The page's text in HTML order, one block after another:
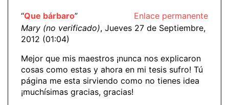
Enlace permanente
“Que bárbaro”
Mary (no verificado), Jueves 27 de Septiembre,
2012 (01:04)
Mejor que mis maestros ¡nunca nos explicaron
cosas como estas y ahora en mi tesis sufro! Tú
página me esta sirviendo como no tienes idea
¡muchísimas gracias, gracias!